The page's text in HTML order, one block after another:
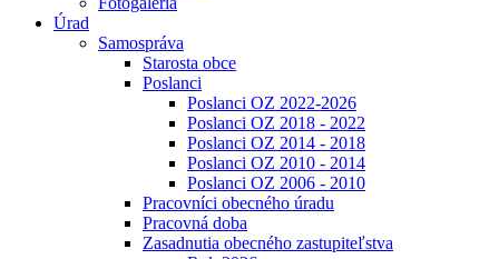
Úrad
Samospráva
Starosta obce
Poslanci
Poslanci OZ 2022-2026
Poslanci OZ 2018 - 2022
Poslanci OZ 2014 - 2018
Poslanci OZ 2010 - 2014
Poslanci OZ 2006 - 2010
Pracovníci obecného úradu
Pracovná doba
Zasadnutia obecného zastupiteľstva